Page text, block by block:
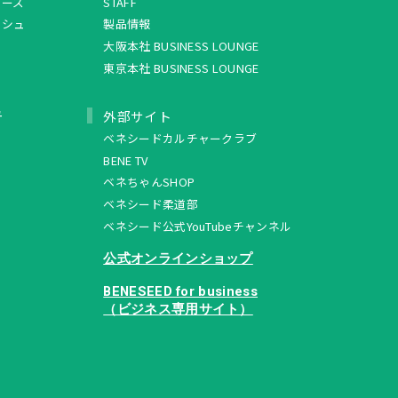
ュ
製品情報
大阪本社 BUSINESS LOUNGE
東京本社 BUSINESS LOUNGE
外部サイト
ベネシードカルチャークラブ
BENE TV
ベネちゃんSHOP
ベネシード柔道部
ベネシード公式YouTubeチャンネル
公式オンラインショップ
BENESEED for business
（ビジネス専用サイト）